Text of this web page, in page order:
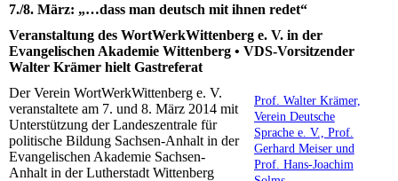
7./8. März: „…dass man deutsch mit ihnen redet“
Veranstaltung des WortWerkWittenberg e. V. in der
Evangelischen Akademie Wittenberg • VDS-Vorsitzender
Walter Krämer hielt Gastreferat
Prof. Walter Krämer,
Verein Deutsche
Sprache e. V., Prof.
Gerhard Meiser und
Prof. Hans-Joachim
Der Verein WortWerkWittenberg e. V.
veranstaltete am 7. und 8. März 2014 mit
Unterstützung der Landeszentrale für
politische Bildung Sachsen-Anhalt in der
Evangelischen Akademie Sachsen-
Anhalt in der Lutherstadt Wittenberg